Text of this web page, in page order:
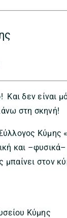
δεν είναι
στη σκηνή!
και
στον
Κύμης